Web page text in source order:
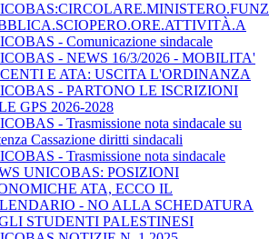
- Comunicazione sindacale
- NEWS 16/3/2026 - MOBILITA'
E ATA: USCITA L'ORDINANZA
- PARTONO LE ISCRIZIONI
GPS 2026-2028
- Trasmissione nota sindacale su
Cassazione diritti sindacali
- Trasmissione nota sindacale
UNICOBAS: POSIZIONI
ATA, ECCO IL
- NO ALLA SCHEDATURA
STUDENTI PALESTINESI